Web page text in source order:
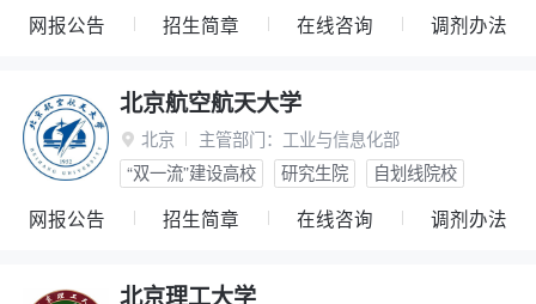
网报公告 招生简章 在线咨询 调剂办法
北京航空航天大学
 北京 主管部门： 工业与信息化部
“双一流”建设高校
研究生院 自划线院校
网报公告 招生简章 在线咨询 调剂办法
北京理工大学